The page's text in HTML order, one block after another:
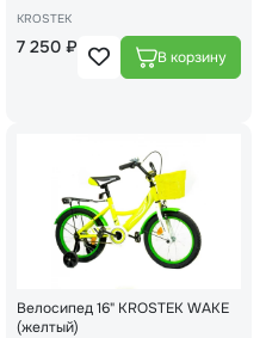
KROSTEK
7 250 ₽
Велосипед 16" KROSTEK WAKE
(желтый)